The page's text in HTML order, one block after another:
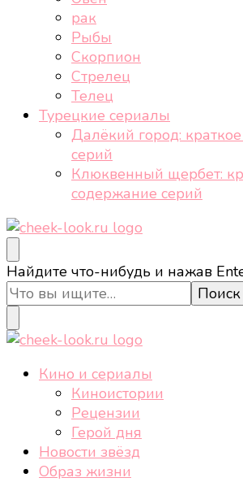
рак
Рыбы
Скорпион
Стрелец
Телец
Турецкие сериалы
Далёкий город:
серий
Клюквенный щербет:
содержание серий
cheek-look.ru
Женский сайт о звездах и кино, а
здоровом образе жизни, спорте,
еде.
Ищите
что-
то?
Найдите что-нибудь и нажав
cheek-look.ru
Женский сайт о звездах и кино, а
здоровом образе жизни, спорте,
Кино и сериалы
Киноистории
Рецензии
Герой дня
Новости звёзд
Образ жизни